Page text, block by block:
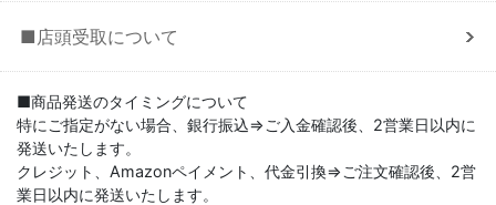
■店頭受取について
■商品発送のタイミングについて
特にご指定がない場合、銀行振込⇒ご入金確認後、2営業日以内に
発送いたします。
クレジット、Amazonペイメント、代金引換⇒ご注文確認後、2営
業日以内に発送いたします。